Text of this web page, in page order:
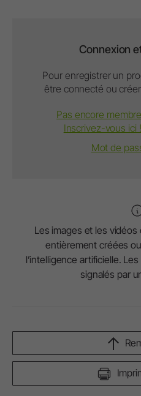
Connexion
Pour enregistrer un
être connecté ou
Pas encore
Inscrivez-vous ici !
Mot de
Les images et les
entièrement créées
l’intelligence artificielle.
signalés par